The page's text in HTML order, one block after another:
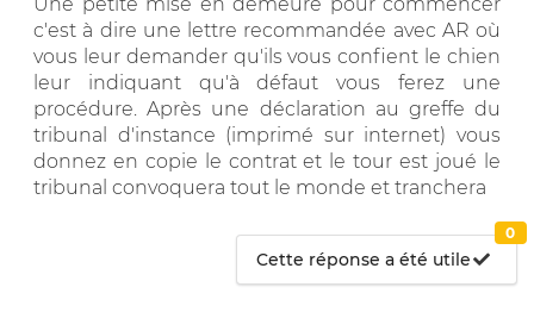
c'est à dire une lettre recommandée avec AR où
vous leur demander qu'ils vous confient le chien
leur indiquant qu'à défaut vous ferez une
procédure. Après une déclaration au greffe du
tribunal d'instance (imprimé sur internet) vous
donnez en copie le contrat et le tour est joué le
tribunal convoquera tout le monde et tranchera
Cette réponse a été utile
0